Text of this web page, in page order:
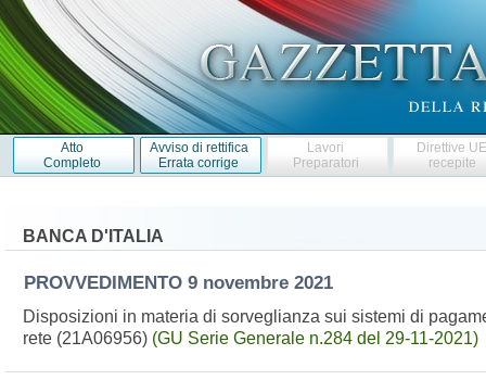
Atto
Completo
Avviso di rettifica
Errata corrige
Lavori
Preparatori
Direttive
recepite
BANCA D'ITALIA
PROVVEDIMENTO 9 novembre 2021
Disposizioni in materia di sorveglianza sui sistemi di
rete (21A06956) (GU Serie Generale n.284 del 29-11-2021)